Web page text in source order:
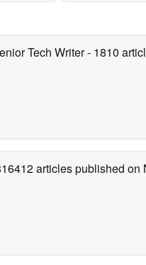
Tech Writer- 1810
articles published on